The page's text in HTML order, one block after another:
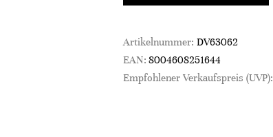
Artikelnummer: DV63062
EAN: 8004608251644
Empfohlener Verkaufspreis (UVP):